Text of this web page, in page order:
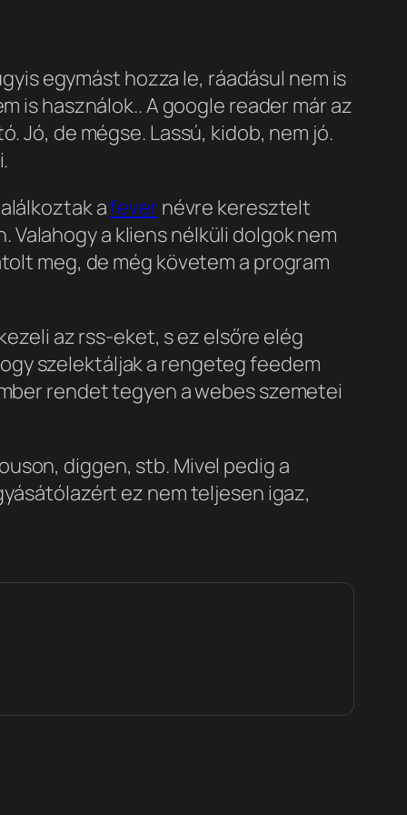
egymást hozza le, ráadásul nem is
is használok.. A google reader már az
Jó, de mégse. Lassú, kidob, nem jó.
afever névre keresztelt
Valahogy a kliens nélküli dolgok nem
meg, de még követem a program
az rss-eket, s ez elsőre elég
szelektáljak a rengeteg feedem
rendet tegyen a webes szemetei
diggen, stb. Mivel pedig a
azért ez nem teljesen igaz,